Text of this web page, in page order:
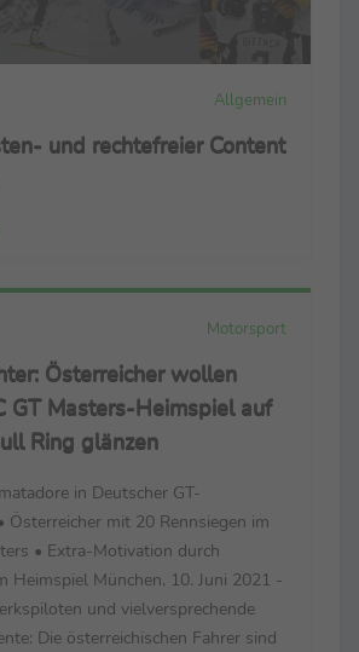
Allgemein
und rechtefreier Content
Motorsport
Österreicher wollen
GT Masters-Heimspiel auf
Ring glänzen
in Deutscher GT-
Österreicher mit 20 Rennsiegen im
• Extra-Motivation durch
Heimspiel München, 10. Juni 2021 -
und vielversprechende
Die österreichischen Fahrer sind